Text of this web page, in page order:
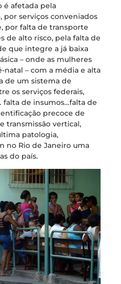
é afetada pela
por serviços conveniados
por falta de transporte
de alto risco, pela falta de
que integre a já baixa
– onde as mulheres
– com a média e alta
de um sistema de
os serviços federais,
falta de insumos…falta de
precoce de
transmissão vertical,
patologia,
no Rio de Janeiro uma
do país.